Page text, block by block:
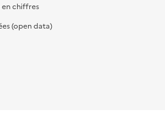
en chiffres
(open data)